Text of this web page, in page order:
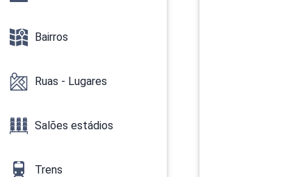
Bairros
Ruas - Lugares
Salões estádios
Trens